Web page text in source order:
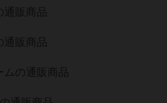
通販商品
通販商品
ムの通販商品